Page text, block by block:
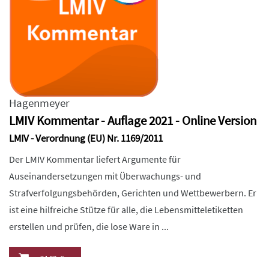
Hagenmeyer
LMIV Kommentar - Auflage 2021 - Online Version
LMIV - Verordnung (EU) Nr. 1169/2011
Der LMIV Kommentar liefert Argumente für
Auseinandersetzungen mit Überwachungs- und
Strafverfolgungsbehörden, Gerichten und Wettbewerbern. Er
ist eine hilfreiche Stütze für alle, die Lebensmitteletiketten
erstellen und prüfen, die lose Ware in ...